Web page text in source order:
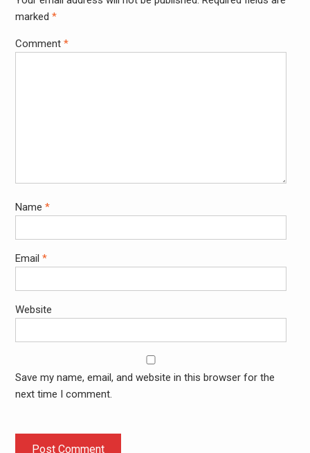
marked *
Comment *
Name *
Email *
Website
Save my name, email, and website in this browser for the
next time I comment.